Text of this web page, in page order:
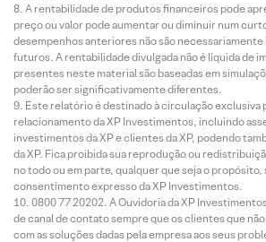
A rentabilidade de produtos financeiros pode
preço ou valor pode aumentar ou diminuir num
desempenhos anteriores não são
futuros. A rentabilidade divulgada não é líquida de
presentes neste material são baseadas em
poderão ser significativamente diferentes.
Este relatório é destinado à circulação exclusiva
relacionamento da XP Investimentos, incluindo
investimentos da XP e clientes da XP, podendo
da XP. Fica proibida sua reprodução ou
no todo ou em parte, qualquer que seja o propósito,
consentimento expresso da XP Investimentos.
0800 77 20202. A Ouvidoria da XP
de canal de contato sempre que os clientes que
com as soluções dadas pela empresa aos seus